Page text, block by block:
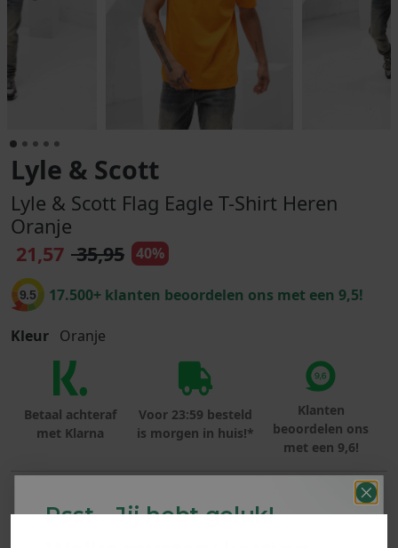
Lyle & Scott
Lyle & Scott Flag Eagle T-Shirt Heren
Oranje
21,57 35,95 40%
9.5 17.500+ klanten beoordelen ons met een 9,5!
Kleur Oranje
Betaal achteraf
met Klarna
Voor 23:59 besteld
is morgen in huis!*
Klanten
beoordelen ons
met een 9,6!
Psst... Jij hebt geluk!